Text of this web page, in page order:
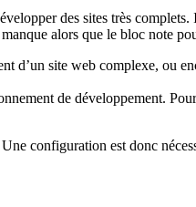
des sites très
alors que le bloc note
d’un site web complexe, ou
de développement.
Une configuration est donc